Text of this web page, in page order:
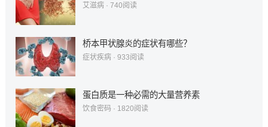
艾滋病· 740阅读
桥本甲状腺炎的症状有哪些？
症状疾病· 933阅读
蛋白质是一种必需的大量营养素
饮食密码 · 1820阅读